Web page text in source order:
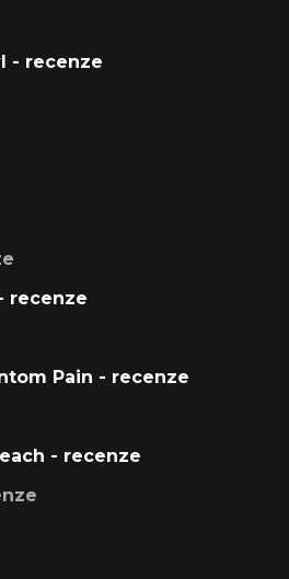
- recenze
recenze
Pain - recenze
- recenze